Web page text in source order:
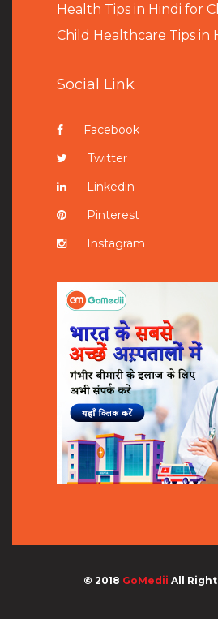
Health Tips in Hindi for
Child Healthcare Tips in
Social Link
Facebook
Twitter
Linkedin
Pinterest
Instagram
© 2018 GoMedii All